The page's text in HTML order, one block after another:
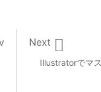
Illustratorでマ

Next